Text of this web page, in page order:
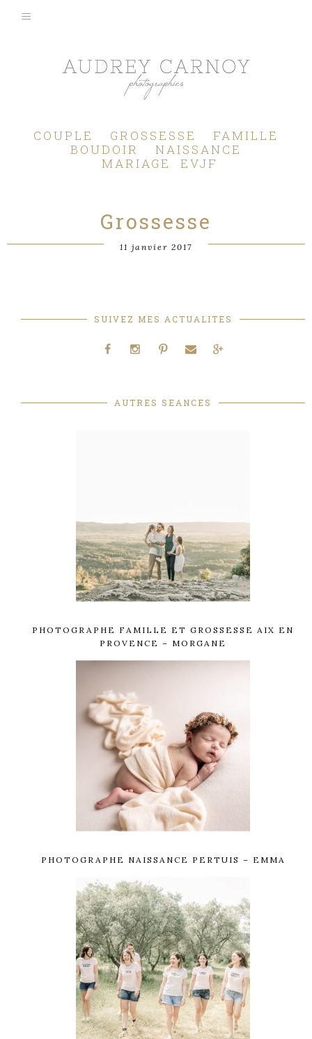
COUPLE GROSSESSE
FAMILLE
BOUDOIR
NAISSANCE
MARIAGE
EVJF
Grossesse
11 janvier 2017
SUIVEZ MES ACTUALITES
AUTRES SEANCES
PHOTOGRAPHE FAMILLE ET GROSSESSE AIX EN
PROVENCE – MORGANE
PHOTOGRAPHE NAISSANCE PERTUIS – EMMA